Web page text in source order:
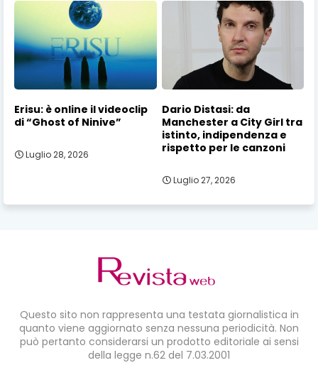
Erisu: è online il videoclip
di “Ghost of Ninive”
Luglio 28, 2026
Dario Distasi: da
Manchester a City Girl tra
istinto, indipendenza e
rispetto per le canzoni
Luglio 27, 2026
Questo sito non rappresenta una testata giornalistica in
quanto viene aggiornato senza nessuna periodicità. Non
può pertanto considerarsi un prodotto editoriale ai sensi
della legge n.62 del 7.03.2001